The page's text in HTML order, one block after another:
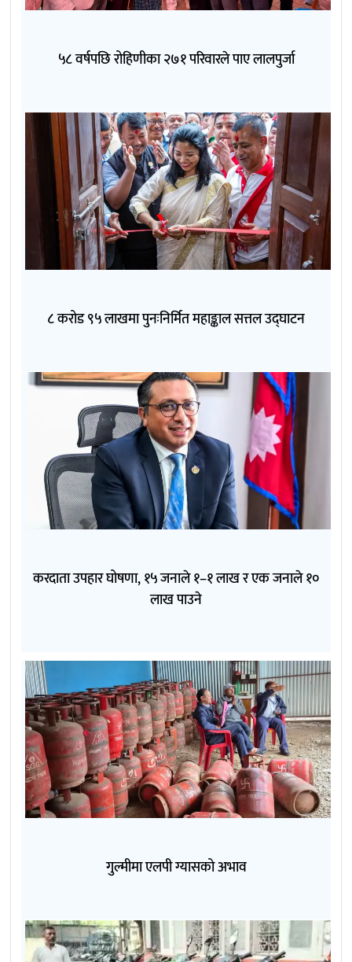
५८ वर्षपछि रोहिणीका २७१ परिवारले पाए लालपुर्जा
८ करोड ९५ लाखमा पुनःनिर्मित महाङ्काल सत्तल उद्घाटन
करदाता उपहार घोषणा, १५ जनाले १–१ लाख र एक जनाले १०
लाख पाउने
गुल्मीमा एलपी ग्यासको अभाव